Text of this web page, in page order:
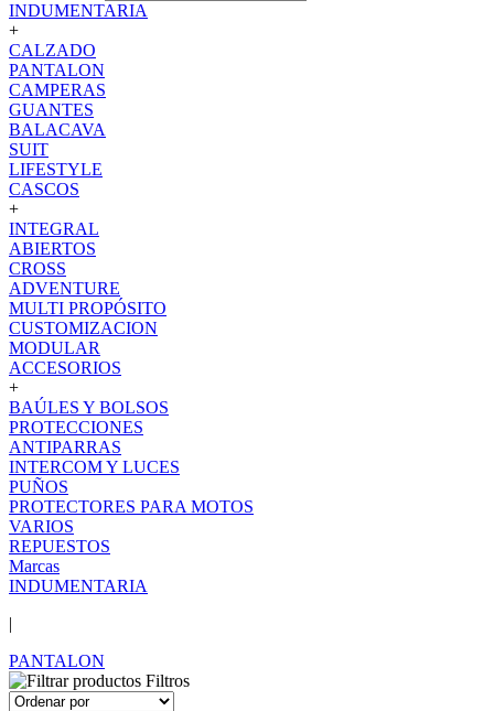
INDUMENTARIA
+
CALZADO
PANTALON
CAMPERAS
GUANTES
BALACAVA
SUIT
LIFESTYLE
CASCOS
+
INTEGRAL
ABIERTOS
CROSS
ADVENTURE
MULTI PROPÓSITO
CUSTOMIZACION
MODULAR
ACCESORIOS
+
BAÚLES Y BOLSOS
PROTECCIONES
ANTIPARRAS
INTERCOM Y LUCES
PUÑOS
PROTECTORES PARA MOTOS
VARIOS
REPUESTOS
Marcas
INDUMENTARIA
|
PANTALON
Filtros